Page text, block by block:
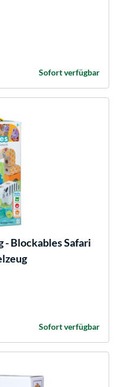
Sofort verfügbar
- Blockables Safari
Sofort verfügbar